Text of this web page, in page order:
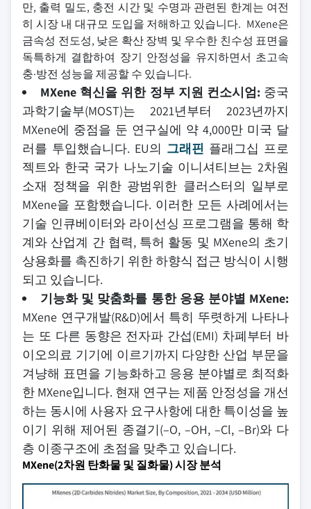
만, 출력 밀도, 충전 시간 및 수명과 관련된 한계는 여전
히 시장 내 대규모 도입을 저해하고 있습니다. MXene은
금속성 전도성, 낮은 확산 장벽 및 우수한 친수성 표면을
독특하게 결합하여 장기 안정성을 유지하면서 초고속
충·방전 성능을 제공할 수 있습니다.
MXene 혁신을 위한 정부 지원 컨소시엄: 중국
과학기술부(MOST)는 2021년부터 2023년까지
MXene에 중점을 둔 연구실에 약 4,000만 미국 달
러를 투입했습니다. EU의 그래핀 플래그십 프로
젝트와 한국 국가 나노기술 이니셔티브는 2차원
소재 정책을 위한 광범위한 클러스터의 일부로
MXene을 포함했습니다. 이러한 모든 사례에서는
기술 인큐베이터와 라이선싱 프로그램을 통해 학
계와 산업계 간 협력, 특허 활동 및 MXene의 초기
상용화를 촉진하기 위한 하향식 접근 방식이 시행
되고 있습니다.
기능화 및 맞춤화를 통한 응용 분야별 MXene:
MXene 연구개발(R&D)에서 특히 뚜렷하게 나타나
는 또 다른 동향은 전자파 간섭(EMI) 차폐부터 바
이오의료 기기에 이르기까지 다양한 산업 부문을
겨냥해 표면을 기능화하고 응용 분야별로 최적화
한 MXene입니다. 현재 연구는 제품 안정성을 개선
하는 동시에 사용자 요구사항에 대한 특이성을 높
이기 위해 제어된 종결기(–O, –OH, –Cl, –Br)와 다
층 이종구조에 초점을 맞추고 있습니다.
MXene(2차원 탄화물 및 질화물) 시장 분석